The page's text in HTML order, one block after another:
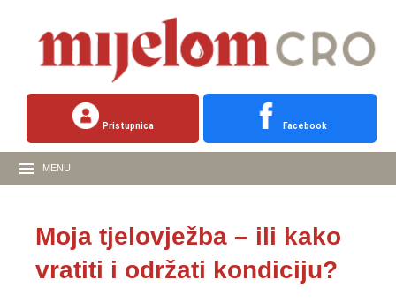
Pristupnica Facebook
MENU
Moja tjelovježba – ili kako
vratiti i održati kondiciju?